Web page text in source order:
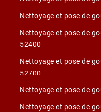
Nettoyage et pose de
Nettoyage et pose de
52400
Nettoyage et pose de
52700
Nettoyage et pose de
Nettoyage et pose de